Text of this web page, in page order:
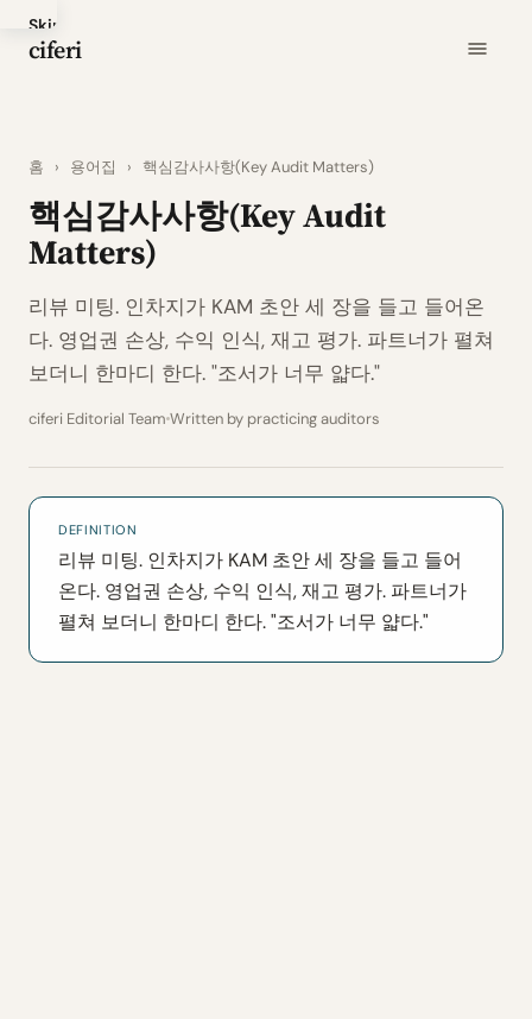
Skip
to
ciferi
홈 › 용어집 › 핵심감사사항(Key Audit Matters)
핵심감사사항(Key Audit
Matters)
리뷰 미팅. 인차지가 KAM 초안 세 장을 들고 들어온
다. 영업권 손상, 수익 인식, 재고 평가. 파트너가 펼쳐
보더니 한마디 한다. "조서가 너무 얇다."
ciferi Editorial Team Written by practicing auditors
DEFINITION
리뷰 미팅. 인차지가 KAM 초안 세 장을 들고 들어
온다. 영업권 손상, 수익 인식, 재고 평가. 파트너가
펼쳐 보더니 한마디 한다. "조서가 너무 얇다."